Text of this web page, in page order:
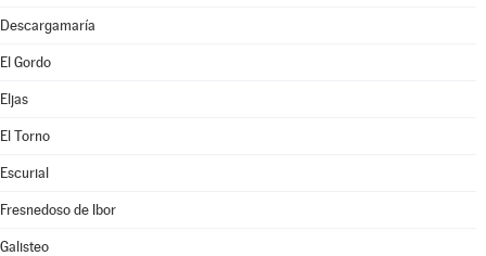
Descargamaría
El Gordo
Eljas
El Torno
Escurial
Fresnedoso de Ibor
Galisteo